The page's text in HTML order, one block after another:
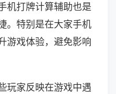
机打牌计算辅助也是
。特别是在大家手机
游戏体验，避免影响
玩家反映在游戏中遇